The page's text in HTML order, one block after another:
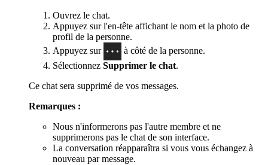
Ouvrez le chat.
Appuyez sur l'en-tête affichant le nom et la photo de
profil de la personne.
Appuyez sur
à côté de la personne.
Sélectionnez Supprimer le chat.
Ce chat sera supprimé de vos messages.
Remarques :
Nous n'informerons pas l'autre membre et ne
supprimerons pas le chat de son interface.
La conversation réapparaîtra si vous vous échangez à
nouveau par message.